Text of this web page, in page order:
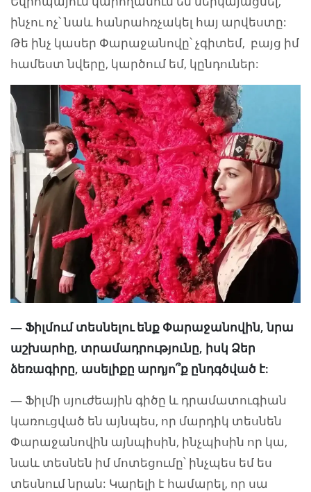
ինչու ոչ՝ նաև հանրահռչակել հայ արվեստը:
Թե ինչ կասեր Փարաջանովը՝ չգիտեմ, բայց իմ
համեստ նվերը, կարծում եմ, կընդուներ:
— Ֆիլմում տեսնելու ենք Փարաջանովին, նրա
աշխարհը, տրամադրությունը, իսկ Ձեր
ձեռագիրը, ասելիքը արդյո՞ք ընդգծված է:
— Ֆիլմի սյուժեային գիծը և դրամատուգիան
կառուցված են այնպես, որ մարդիկ տեսնեն
Փարաջանովին այնպիսին, ինչպիսին որ կա,
նաև տեսնեն իմ մոտեցումը՝ ինչպես եմ ես
տեսնում նրան: Կարելի է համարել, որ սա